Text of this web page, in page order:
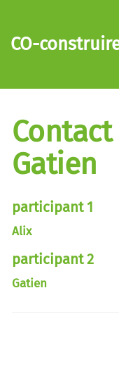
Aller au contenu
CO-
Gatien
participant 1
Alix
participant 2
Gatien